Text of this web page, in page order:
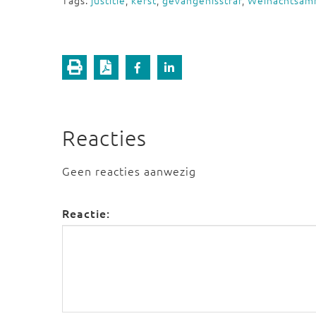
Reacties
Geen reacties aanwezig
Reactie: